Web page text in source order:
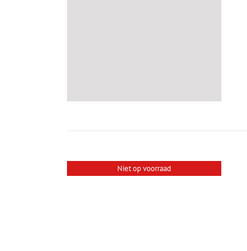
Niet op voorraad